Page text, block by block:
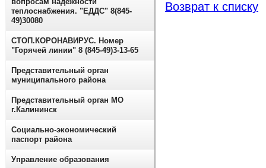
Возврат к списку
теплоснабжения. "ЕДДС" 8(845-
49)30080
СТОП.КОРОНАВИРУС. Номер
"Горячей линии" 8 (845-49)3-13-65
Представительный орган
муниципального района
Представительный орган МО
г.Калининск
Социально-экономический
паспорт района
Управление образования